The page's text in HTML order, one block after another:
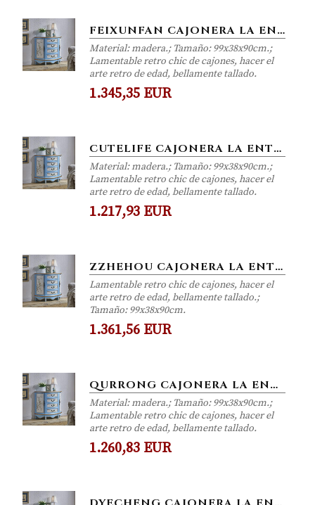
FEIXUNFAN CAJONERA LA ENTRADA MULTI-CAJÓN DEL GABINETE RETRO PINTURA DORMITORIO GABINETE DE DOS PUERTAS GABINETE DE...
Material: madera.; Tamaño: 99x38x90cm.;
Lamentable retro chic de cajones, hacer el
arte retro de edad, bellamente tallado.
1.345,35 EUR
CUTELIFE CAJONERA LA ENTRADA MULTI-CAJÓN DEL GABINETE RETRO PINTURA DORMITORIO GABINETE DE DOS PUERTAS GABINETE DE...
Material: madera.; Tamaño: 99x38x90cm.;
Lamentable retro chic de cajones, hacer el
arte retro de edad, bellamente tallado.
1.217,93 EUR
ZZHEHOU CAJONERA LA ENTRADA MULTI-CAJÓN RETRO PINTURA DORMITORIO GABINETE DE DOS PUERTAS DEL GABINETE DE ALMACENAMIENTO...
Lamentable retro chic de cajones, hacer el
arte retro de edad, bellamente tallado.;
Tamaño: 99x38x90cm.
1.361,56 EUR
QURRONG CAJONERA LA ENTRADA MULTI-CAJÓN DEL GABINETE RETRO PINTURA DORMITORIO GABINETE DE DOS PUERTAS GABINETE DE...
Material: madera.; Tamaño: 99x38x90cm.;
Lamentable retro chic de cajones, hacer el
arte retro de edad, bellamente tallado.
1.260,83 EUR